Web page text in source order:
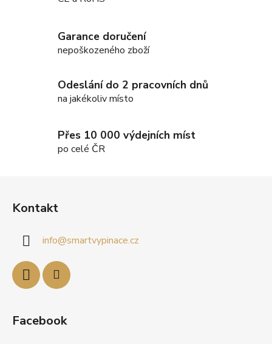
í
p
v
k
ý
Garance doručení
nepoškozeného zboží
Odeslání do 2 pracovních dnů
na jakékoliv místo
Přes 10 000 výdejních míst
po celé ČR
Kontakt
info@smartvypinace.cz
Facebook